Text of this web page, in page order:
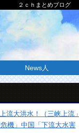
２ｃｈまとめブログ
News人
流大洪水！（三峡上流」
機」中国「下流大水害